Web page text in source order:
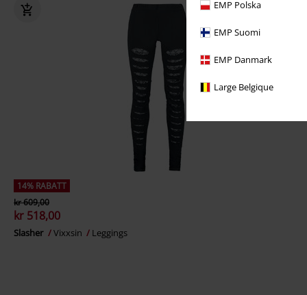
EMP Polska
EMP Suomi
EMP Danmark
Large Belgique
14% RABATT
kr 609,00
kr 518,00
Slasher Vixxsin Leggings